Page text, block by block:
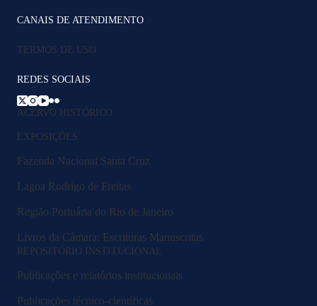
CANAIS DE ATENDIMENTO
TERMOS DE USO
REDES SOCIAIS
ACERVO HISTÓRICO
EXPOSIÇÕES
Fazenda Nacional Santa Cruz
Lagoa Rodrigo de Freitas
Região Portuária do Rio de Janeiro
Livros da Câmara: Escrituras Manuscritas
REPOSITÓRIO INSTITUCIONAL
Publicações e relatórios institucionais
Publicações técnico-científicas